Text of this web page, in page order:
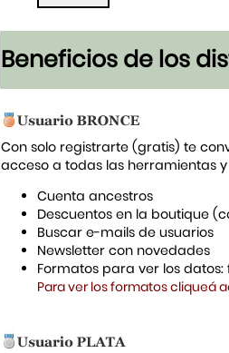
Beneficios de los
Con solo registrarte (gratis) te
acceso a todas las herramientas
Cuenta ancestros
Descuentos en la boutique
Buscar e-mails de usuarios
Newsletter con novedades
Formatos para ver los
Para ver los formatos cliqueá